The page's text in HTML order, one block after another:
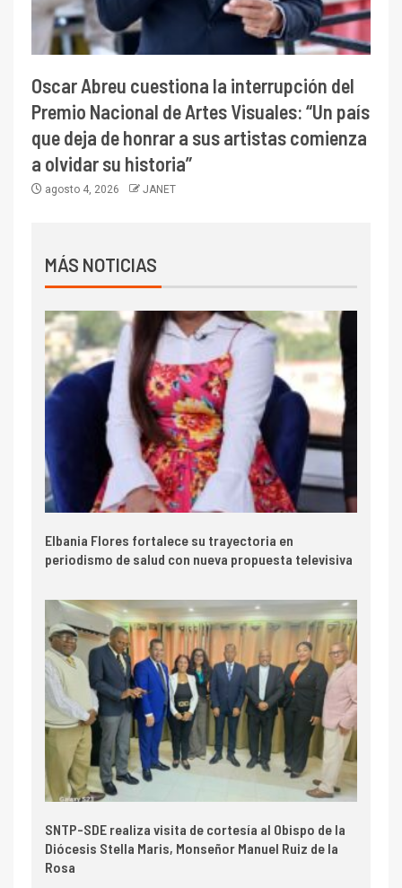
Oscar Abreu cuestiona la interrupción del
Premio Nacional de Artes Visuales: “Un país
que deja de honrar a sus artistas comienza
a olvidar su historia”
agosto 4, 2026 JANET
MÁS NOTICIAS
Elbania Flores fortalece su trayectoria en
periodismo de salud con nueva propuesta televisiva
SNTP-SDE realiza visita de cortesía al Obispo de la
Diócesis Stella Maris, Monseñor Manuel Ruiz de la
Rosa